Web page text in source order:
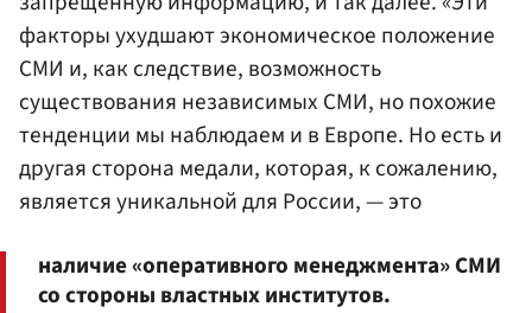
факторы ухудшают экономическое положение
СМИ и, как следствие, возможность
существования независимых СМИ, но похожие
тенденции мы наблюдаем и в Европе. Но есть и
другая сторона медали, которая, к сожалению,
является уникальной для России, — это
наличие «оперативного менеджмента» СМИ
со стороны властных институтов.